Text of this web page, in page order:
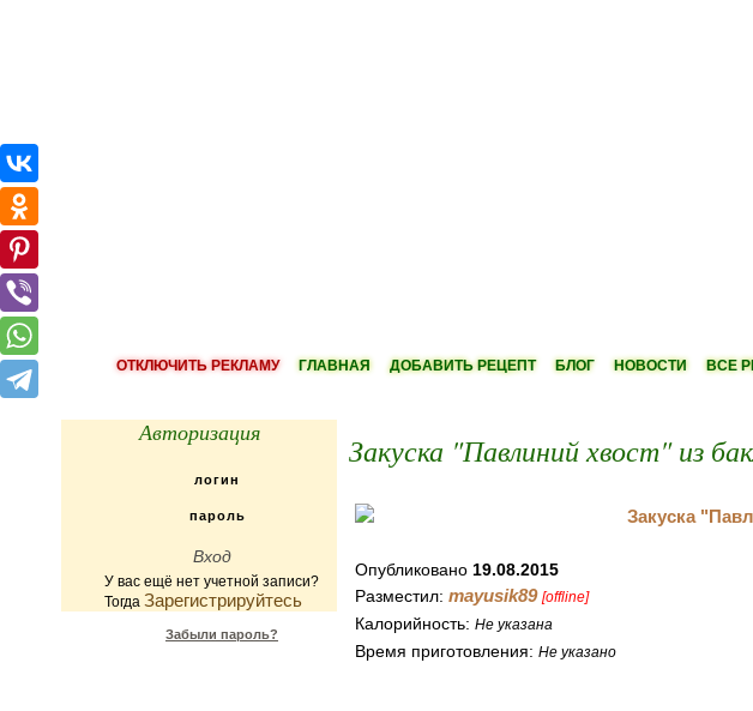
ОТКЛЮЧИТЬ РЕКЛАМУ ГЛАВНАЯ ДОБАВИТЬ РЕЦЕПТ БЛОГ НОВОСТИ ВСЕ
Авторизация
У вас ещё нет учетной записи?
Тогда Зарегистрируйтесь
Забыли пароль?
Закуска "Павлиний хвост" из
Опубликовано 19.08.2015
Разместил: mayusik89 [offline]
Калорийность: Не указана
Время приготовления: Не указано